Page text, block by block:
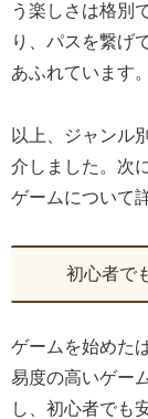
う楽しさは格別
り、パスを繋げ
あふれています。
以上、ジャンル
介しました。次
ゲームについて
初心者で
ゲームを始めた
易度の高いゲー
し、初心者でも